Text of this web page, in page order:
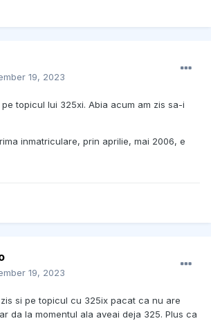
19, 2023
topicul lui 325xi. Abia acum am zis sa-i
inmatriculare, prin aprilie, mai 2006, e
19, 2023
si pe topicul cu 325ix pacat ca nu are
da la momentul ala aveai deja 325. Plus ca